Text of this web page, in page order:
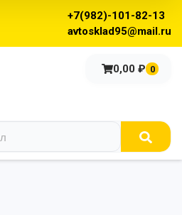
+7(982)-101-82-13
avtosklad95@mail.ru
0,00 ₽ 0